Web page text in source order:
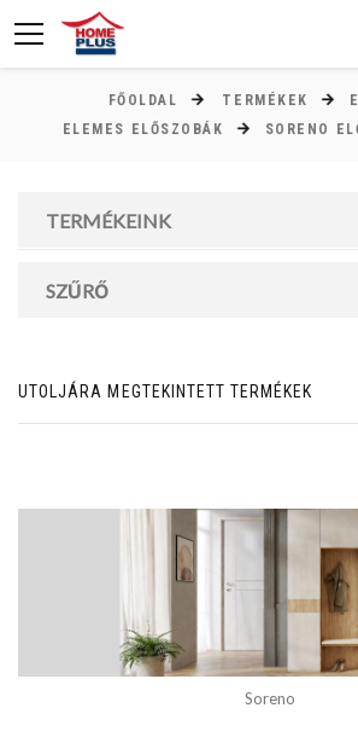
FŐOLDAL TERMÉKEK
ELEMES ELŐSZOBÁK
SORENO
TERMÉKEINK
SZŰRŐ
Ft
MAGASSÁG
cm
cm
UTOLJÁRA MEGTEKINTETT TERMÉKEK
Soreno